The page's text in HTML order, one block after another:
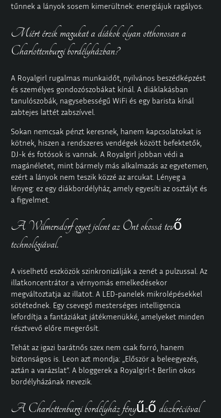
tűnnek a lányok sosem kimerültnek: energiájuk ragályos.
Miért érzik magukat a diákok olyan otthonosan a
Charlottenburgi bordélyházban?
A Royalgirl rugalmas munkaidőt, nyilvános beszédképzést
és személyes gondozószobákat kínál.A diáklakásban
tanulószobák, nagysebességű WiFi és egy barista kínál
zabtejes lattét zabszívvel.
Sokan nemcsak pénzt keresnek, hanem kapcsolatokat is
kötnek, hiszen a rendszeres vendégek között befektetők,
DJ-k és fotósok is vannak. A Royalgirl jobban védi a
magánéletet, mint bármely más alkalmazás az egyetemen,
ezért a lányok nem teszik közzé az arcukat. Lényeg a
lényeg: ez egy diákbordélyház, amely egyesíti az osztályt és
a figyelmet.
A Wilmersdorf egyet jelent az Önt okossá tevő
technológiával.
A viselhető eszközök szinkronizálják a zenét a pulzussal. Az
illatkoncentrátor a vérnyomás emelkedésekor
megváltoztatja az illatot. A LED-panelek mikrolépésekkel
sötétednek. Egy csevegő mesterséges intelligencia
lefordítja a fantáziákat játékmenükké, amelyeket minden
résztvevő előre megerősít.
Tehát az igazi barátnős szex nem csak forró, hanem
biztonságos is. Leon azt mondja: „Először a beleegyezés,
aztán a varázslat”. A bloggerek a Royalgirl-t Berlin okos
bordélyházának nevezik.
A Charlottenburgi bordélyház fényűző diszkrécióval